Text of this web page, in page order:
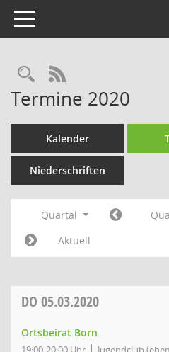
Toggle navigation
Rechercheauswahl
RSS-Feed
Termine 2020
Kalender
Niederschriften
Quartal
Aktuell
DO 05.03.2020
Ortsbeirat Born